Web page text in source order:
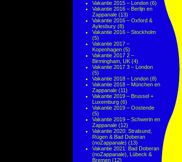
Vakantie 2015 – London (6)
Vakantie 2016 – Berlijn en
Zappanale (13)
Vakantie 2016 – Oxford &
Aylesbury (8)
Vakantie 2016 – Stockholm
(5)
Vakantie 2017 –
Kopenhagen (5)
Vakantie 2017 2 –
Birmingham, UK (4)
Vakantie 2017 3 – London
(5)
Vakantie 2018 – London (8)
Vakantie 2018 – München en
Zappanale (11)
Vakantie 2019 – Brussel +
Luxemburg (6)
Vakantie 2019 – Oostende
(5)
Vakantie 2019 – Schwerin en
Zappanale (12)
Vakantie 2020: Stralsund,
Rügen & Bad Doberan
(noZappanale) (13)
Vakantie 2021: Bad Doberan
(noZappanale), Lübeck &
Bremen (12)